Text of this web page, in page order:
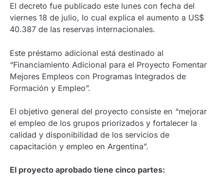
El decreto fue publicado este lunes con fecha del
viernes 18 de julio, lo cual explica el aumento a US$
40.387 de las reservas internacionales.
Este préstamo adicional está destinado al
“Financiamiento Adicional para el Proyecto Fomentar
Mejores Empleos con Programas Integrados de
Formación y Empleo”.
El objetivo general del proyecto consiste en “mejorar
el empleo de los grupos priorizados y fortalecer la
calidad y disponibilidad de los servicios de
capacitación y empleo en Argentina”.
El proyecto aprobado tiene cinco partes: